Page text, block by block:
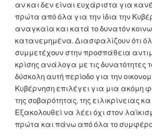
αν και δεν είναι ευχάριστα για
πρώτα από όλα για την ίδια την
αναγκαία και κατά το δυνατόν
κατανεμημένα. Διασφαλίζουν ότι
συμμετέχουν στην προσπάθεια
κρίσης ανάλογα με τις δυνατότητες
δύσκολη αυτή περίοδο για την
Κυβέρνηση επιλέγει για μια ακόμη
της σοβαρότητας, της ειλικρίνειας
Εξακολουθεί να λέει όχι στον
πρώτα και πάνω από όλα το